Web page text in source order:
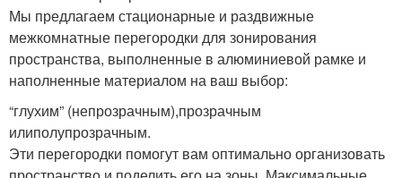
Мы предлагаем стационарные и раздвижные
межкомнатные перегородки для зонирования
пространства, выполненные в алюминиевой рамке и
наполненные материалом на ваш выбор:
“глухим” (непрозрачным),прозрачным
илиполупрозрачным.
Эти перегородки помогут вам оптимально организовать